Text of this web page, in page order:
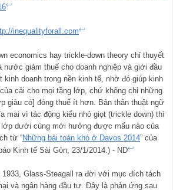
↩
inequalityforall.com↩
economics hay trickle-down theory chỉ thuyết
nước giảm thuế cho doanh nghiệp và giới đầu
doanh trong nền kinh tế, nhờ đó giúp kinh
cải cho mọi tầng lớp, chứ không chỉ những
giàu có] đóng thuế ít hơn. Bản thân thuật ngữ
mai vì tác động kiểu nhỏ giọt (trickle down) thì
dưới cùng mới hưởng được mẩu nào của
từ “Những bài toán khó ở Davos 2014” của
Kinh tế Sài Gòn, 23/1/2014.) - ND↩
Glass-Steagall ra đời với mục đích tách
và ngân hàng đầu tư. Đây là phản ứng sau